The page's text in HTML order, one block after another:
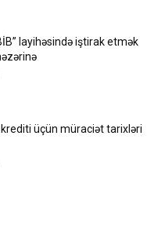
layihəsində iştirak etmək
üçün müraciət tarixləri